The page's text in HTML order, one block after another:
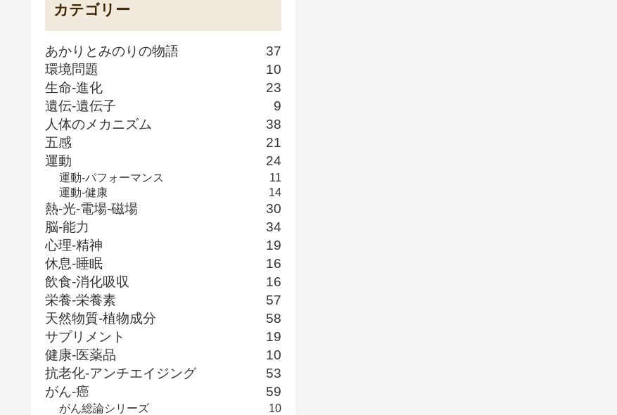
カテゴリー
あかりとみのりの物語
37
環境問題
10
生命-進化
23
遺伝-遺伝子
9
人体のメカニズム
38
五感
21
運動
24
運動-パフォーマンス
11
運動-健康
14
熱-光-電場-磁場
30
脳-能力
34
心理-精神
19
休息-睡眠
16
飲食-消化吸収
16
栄養-栄養素
57
天然物質-植物成分
58
サプリメント
19
健康-医薬品
10
抗老化-アンチエイジング
53
がん-癌
59
がん総論シリーズ 10